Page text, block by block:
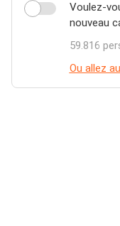
Voulez-
nouveau
59.816
Ou allez